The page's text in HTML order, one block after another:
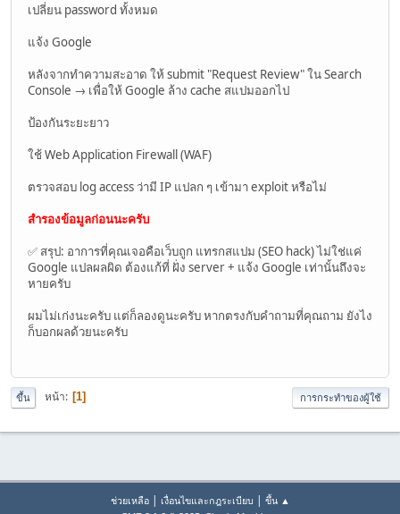
เปลี่ยน password ทั้งหมด
แจ้ง Google
หลังจากทำความสะอาด ให้ submit "Request Review" ใน Search
Console → เพื่อให้ Google ล้าง cache สแปมออกไป
ป้องกันระยะยาว
ใช้ Web Application Firewall (WAF)
ตรวจสอบ log access ว่ามี IP แปลก ๆ เข้ามา exploit หรือไม่
สำรองข้อมูลก่อนนะครับ
✅ สรุป: อาการที่คุณเจอคือเว็บถูก แทรกสแปม (SEO hack) ไม่ใช่แค่
Google แปลผลผิด ต้องแก้ที่ ฝั่ง server + แจ้ง Google เท่านั้นถึงจะ
หายครับ
ผมไม่เก่งนะครับ แต่ก็ลองดูนะครับ หากตรงกับคำถามที่คุณถาม ยังไง
ก็บอกผลด้วยนะครับ
ขึ้น หน้า 1 การกระทำของผู้ใช้
ช่วยเหลือ| เงื่อนไขและกฎระเบียบ | ขึ้น ▲